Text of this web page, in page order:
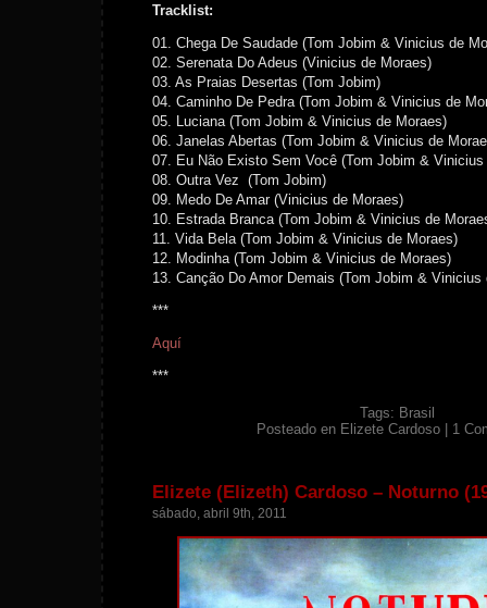
Tracklist:
01. Chega De Saudade (Tom Jobim & Vinicius de
02. Serenata Do Adeus (Vinicius de Moraes)
03. As Praias Desertas (Tom Jobim)
04. Caminho De Pedra (Tom Jobim & Vinicius de
05. Luciana (Tom Jobim & Vinicius de Moraes)
06. Janelas Abertas (Tom Jobim & Vinicius de
07. Eu Não Existo Sem Você (Tom Jobim & Vinicius
08. Outra Vez (Tom Jobim)
09. Medo De Amar (Vinicius de Moraes)
10. Estrada Branca (Tom Jobim & Vinicius de
11. Vida Bela (Tom Jobim & Vinicius de Moraes)
12. Modinha (Tom Jobim & Vinicius de Moraes)
13. Canção Do Amor Demais (Tom Jobim & Vinicius
***
Aquí
***
Tags: Brasil
Posteado en Elizete Cardoso 1
Elizete (Elizeth) Cardoso – Noturno
sábado, abril 9th, 2011